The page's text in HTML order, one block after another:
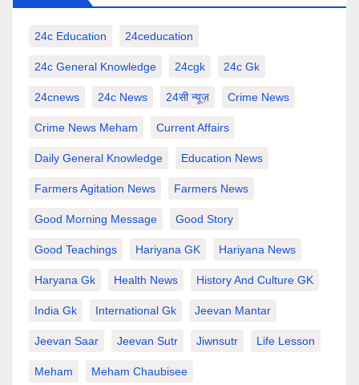
24c Education 24ceducation
24c General Knowledge 24cgk 24c Gk
24cnews 24c News 24सी न्यूज़ Crime News
Crime News Meham Current Affairs
Daily General Knowledge Education News
Farmers Agitation News Farmers News
Good Morning Message Good Story
Good Teachings Hariyana GK Hariyana News
Haryana Gk Health News History And Culture GK
India Gk International Gk Jeevan Mantar
Jeevan Saar Jeevan Sutr Jiwnsutr Life Lesson
Meham Meham Chaubisee